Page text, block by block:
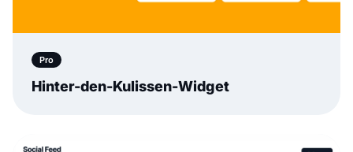
Pro
Hinter-den-Kulissen-Widget